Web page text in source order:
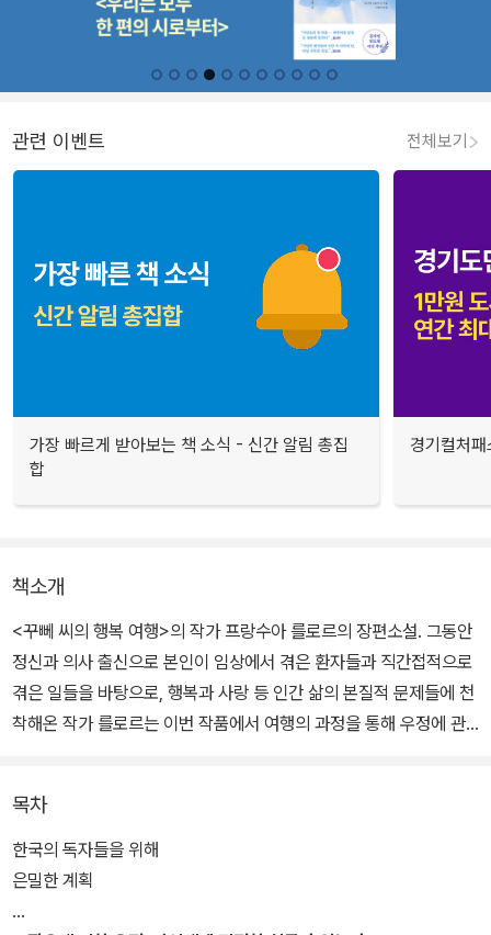
관련 이벤트 전체보기
가장 빠르게 받아보는 책 소식 - 신간 알림 총집
합
경기컬처
책소개
<꾸뻬 씨의 행복 여행>의 작가 프랑수아 를로르의 장편소설. 그동안
정신과 의사 출신으로 본인이 임상에서 겪은 환자들과 직간접적으로
겪은 일들을 바탕으로, 행복과 사랑 등 인간 삶의 본질적 문제들에 천
착해온 작가 를로르는 이번 작품에서 여행의 과정을 통해 우정에 관
이번 작품은 <꾸뻬 씨의 인생 여행>에 독일어판에 이어 불어판보다
앞서 우리말로 번역되어 나왔다는 점에서 특별한 의미를 지닌다. 꾸
뻬 씨가 여행에서 깨달은 우정에 관한 22가지의 잠언과도 같은 내용
목차
한국의 독자들을 위해
은밀한 계획